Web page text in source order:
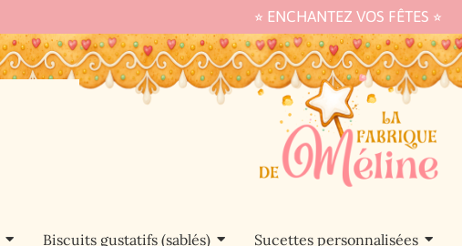
⭐︎ ENCHANTEZ VOS FÊTES ⭐︎
Biscuits gustatifs (sablés) Sucettes personnalisées